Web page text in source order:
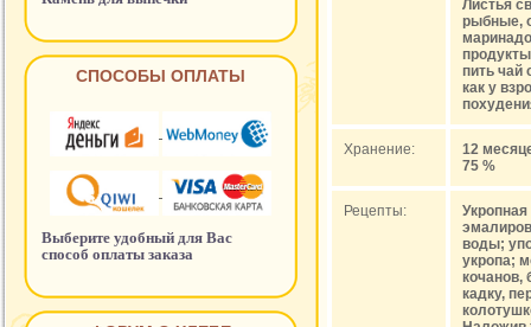
СПОСОБЫ ОПЛАТЫ
Выберите удобный для Вас
способ оплаты заказа
Листья
рыбные,
пить чай
как у
Хранение:
12
75 %
Рецепты:
воды;
укропа;
кочанов,
кадку,